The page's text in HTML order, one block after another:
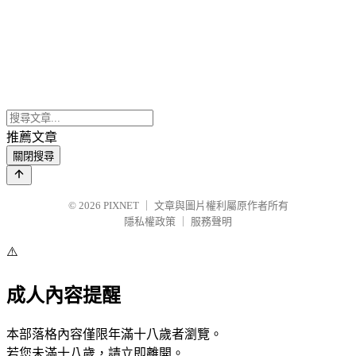
推薦文章
關閉搜尋
© 2026 PIXNET
文章與圖片權利屬原作者所有
隱私權政策
服務聲明
⚠️
成人內容提醒
本部落格內容僅限年滿十八歲者瀏覽。
若您未滿十八歲，請立即離開。